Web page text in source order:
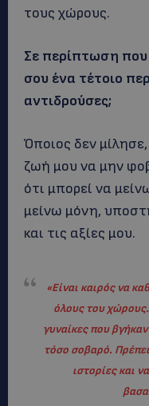
τους χώρους.
Σε περίπτωση
σου ένα τέτοιο
αντιδρούσες;
Όποιος δεν
ζωή μου να μην
ότι μπορεί να
μείνω μόνη,
και τις αξίες μου.
«Είναι καιρός να
όλους του
γυναίκες που
τόσο σοβαρό.
ιστορίες και